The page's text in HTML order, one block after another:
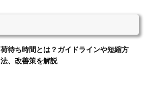
荷待ち時間とは？ガイドラインや短縮方
法、改善策を解説